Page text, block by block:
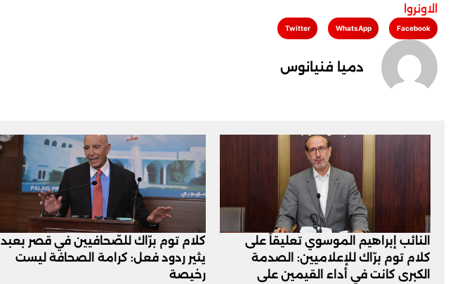
الاونروا
Facebook
WhatsApp
Twitter
دميا فنيانوس
النائب إبراهيم الموسوي تعليقاً على
كلام توم برّاك للإعلاميين: الصدمة
الكبرى كانت في أداء القيمين على
كلام توم برّاك للصّحافيين في قصر بعبدا
يثير ردود فعل: كرامة الصحافة ليست
رخيصة